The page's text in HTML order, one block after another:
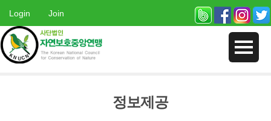
Login Join
정보제공